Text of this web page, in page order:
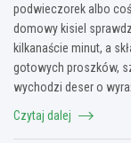
podwieczorek albo
domowy kisiel
kilkanaście minut, a
gotowych proszków,
wychodzi deser o
Czytaj dalej